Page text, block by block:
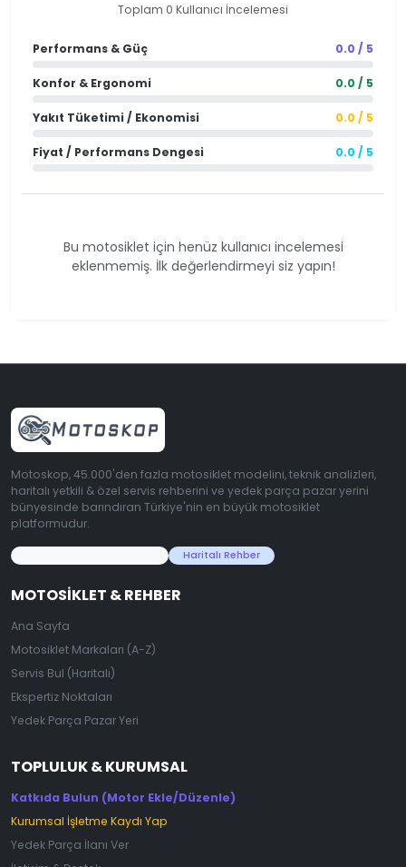
Toplam 0 Kullanıcı İncelemesi
Performans & Güç 0.0 / 5
Konfor & Ergonomi 0.0 / 5
Yakıt Tüketimi / Ekonomisi 0.0 / 5
Fiyat / Performans Dengesi 0.0 / 5
Bu motosiklet için henüz kullanıcı incelemesi
eklenmemiş. İlk değerlendirmeyi siz yapın!
Motoskop, 45.000'den fazla motosiklet modelini, teknik analizleri,
haritalı yetkili & özel servis rehberini ve yedek parça pazar yerini
bünyesinde barındıran Türkiye'nin en büyük motosiklet
platformudur.
Haritalı Rehber
MOTOSIKLET & REHBER
Ana Sayfa
Motosiklet Markaları (A-Z)
Servis Bul (Haritalı)
Ekspertiz Noktaları
Yedek Parça Pazar Yeri
TOPLULUK & KURUMSAL
Katkıda Bulun (Motor Ekle/Düzenle)
Kurumsal İşletme Kaydı Yap
Yedek Parça İlanı Ver